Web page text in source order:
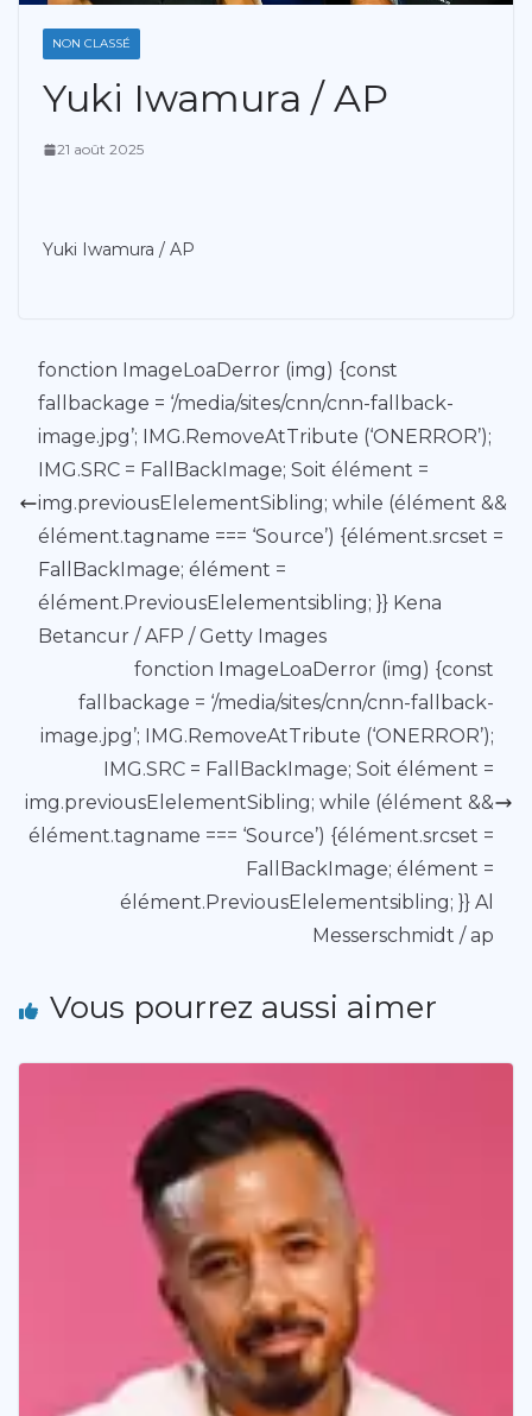
NON CLASSÉ
Yuki Iwamura / AP
21 août 2025
Yuki Iwamura / AP
fonction ImageLoaDerror (img) {const
fallbackage = ‘/media/sites/cnn/cnn-fallback-
image.jpg’; IMG.RemoveAtTribute (‘ONERROR’);
IMG.SRC = FallBackImage; Soit élément =
img.previousElelementSibling; while (élément &&
élément.tagname === ‘Source’) {élément.srcset =
FallBackImage; élément =
élément.PreviousElelementsibling; }} Kena
Betancur / AFP / Getty Images
fonction ImageLoaDerror (img) {const
fallbackage = ‘/media/sites/cnn/cnn-fallback-
image.jpg’; IMG.RemoveAtTribute (‘ONERROR’);
IMG.SRC = FallBackImage; Soit élément =
img.previousElelementSibling; while (élément &&
élément.tagname === ‘Source’) {élément.srcset =
FallBackImage; élément =
élément.PreviousElelementsibling; }} Al
Messerschmidt / ap
Vous pourrez aussi aimer